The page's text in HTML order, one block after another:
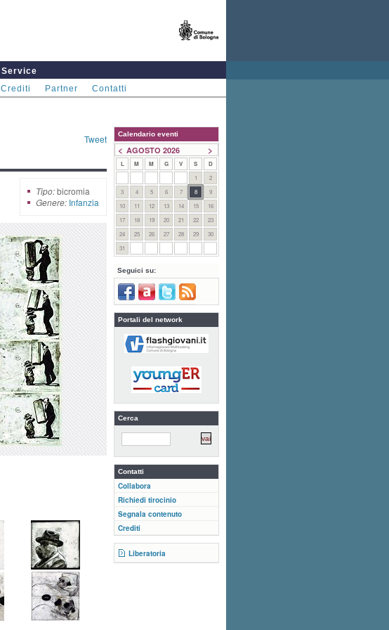
Service
Crediti Partner Contatti
Tweet
Tipo:bicromia
Genere: Infanzia
Calendario eventi
>
< AGOSTO 2026
L M M G V S
D
1
2
3
4 5 6 7 8
9
10
11 12 13 14 15
16
17
18 19 20 21 22
23
24
25 26 27 28 29
30
31
Seguici su:
Portali del network
Cerca
Contatti
Collabora
Richiedi tirocinio
Segnala contenuto
Crediti
Liberatoria